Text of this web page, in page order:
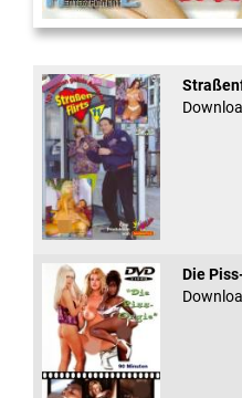
And Confused #8 - ...
Die